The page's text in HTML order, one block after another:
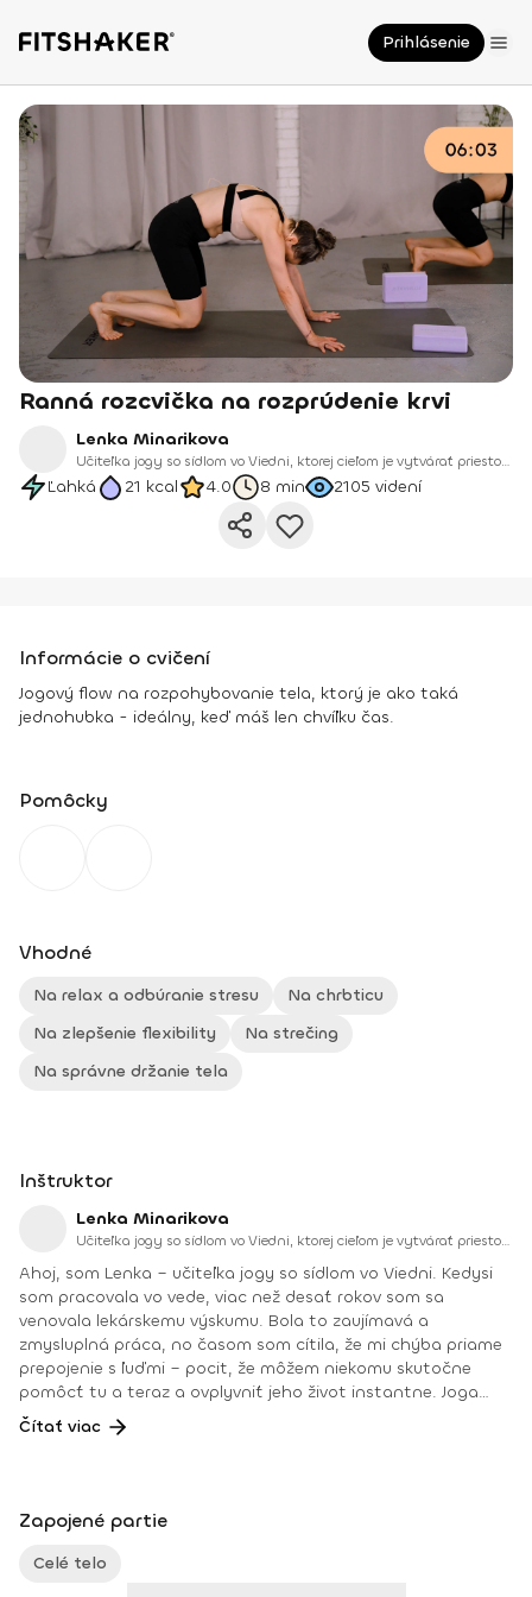
Prihlásenie
Ranná rozcvička na rozprúdenie krvi
Lenka Minarikova
Učiteľka jogy so sídlom vo Viedni, ktorej cieľom je vytvárať priestor, kde sa môžeme cítiť živí, prítomní a prepojení.
Ľahká 21 kcal 4.0 8 min 2105 videní
Informácie o cvičení
Jogový flow na rozpohybovanie tela, ktorý je ako taká
jednohubka - ideálny, keď máš len chvíľku čas.
Pomôcky
Vhodné
Na relax a odbúranie stresu
Na chrbticu
Na zlepšenie flexibility
Na strečing
Na správne držanie tela
Inštruktor
Lenka Minarikova
Učiteľka jogy so sídlom vo Viedni, ktorej cieľom je vytvárať priestor, kde sa môžeme cítiť živí, prítomní a prepojení.
Ahoj, som Lenka – učiteľka jogy so sídlom vo Viedni. Kedysi
som pracovala vo vede, viac než desať rokov som sa
venovala lekárskemu výskumu. Bola to zaujímavá a
zmysluplná práca, no časom som cítila, že mi chýba priame
prepojenie s ľuďmi – pocit, že môžem niekomu skutočne
pomôcť tu a teraz a ovplyvniť jeho život instantne. Joga
bola už dlho mojou súčasťou – oporou, vášňou aj spôsobom,
ako sa spájať so sebou aj s ostatnými. Postupne som si
východnú filozofiu. Mám hlboké porozumenie anatómie a
fascinujú ma súvislosti medzi telom a mysľou. Na hodinách
sa zameriavam na vedomý pohyb, zarovnanie tela a presné,
Čítať viac
Zapojené partie
Celé telo